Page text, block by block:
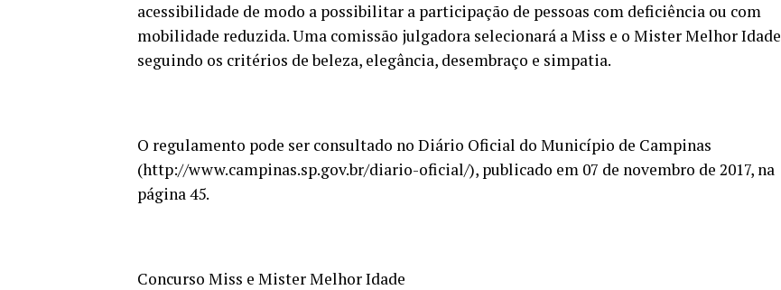
acessibilidade de modo a possibilitar a participação de pessoas com deficiência ou com
mobilidade reduzida. Uma comissão julgadora selecionará a Miss e o Mister Melhor Idade
seguindo os critérios de beleza, elegância, desembraço e simpatia.
O regulamento pode ser consultado no Diário Oficial do Município de Campinas
(http://www.campinas.sp.gov.br/diario-oficial/), publicado em 07 de novembro de 2017, na
página 45.
Concurso Miss e Mister Melhor Idade